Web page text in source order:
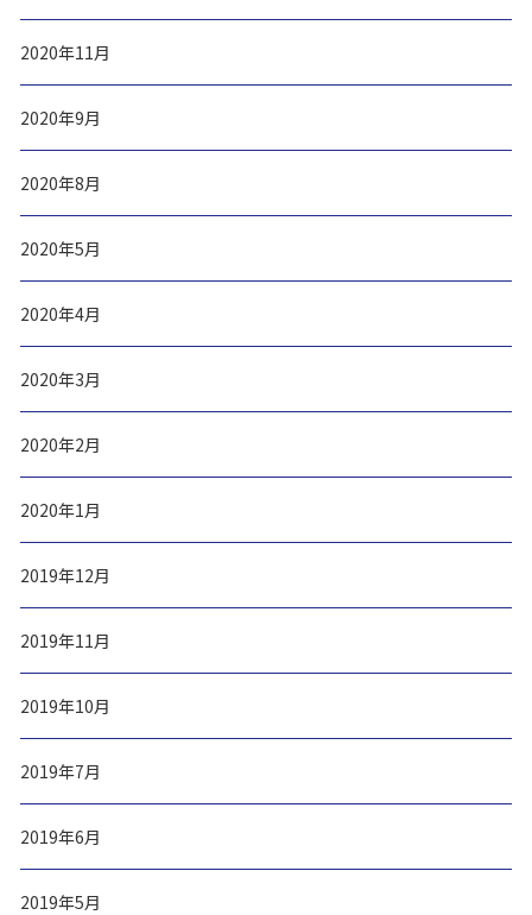
2020年11月
2020年9月
2020年8月
2020年5月
2020年4月
2020年3月
2020年2月
2020年1月
2019年12月
2019年11月
2019年10月
2019年7月
2019年6月
2019年5月